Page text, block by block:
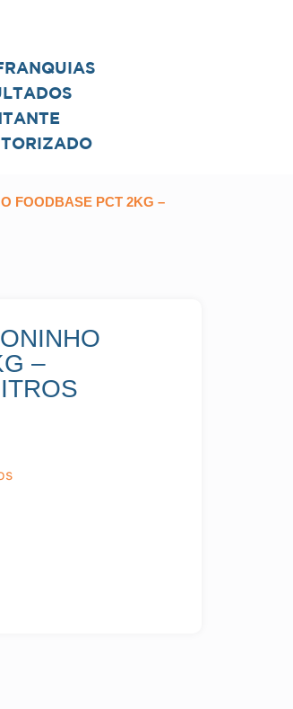
FOODBASE PCT 2KG –
–